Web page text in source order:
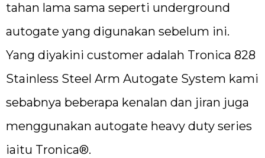
tahan lama sama seperti underground
autogate yang digunakan sebelum ini.
Yang diyakini customer adalah Tronica 828
Stainless Steel Arm Autogate System kami
sebabnya beberapa kenalan dan jiran juga
menggunakan autogate heavy duty series
iaitu Tronica®.